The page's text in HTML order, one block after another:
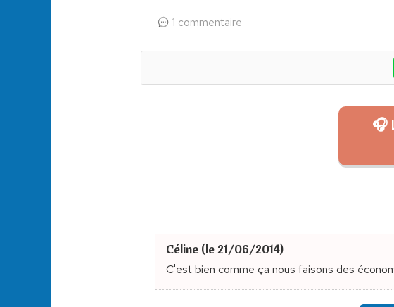
1 commentaire
🎧
Céline (le 21/06/2014)
C'est bien comme ça nous faisons des